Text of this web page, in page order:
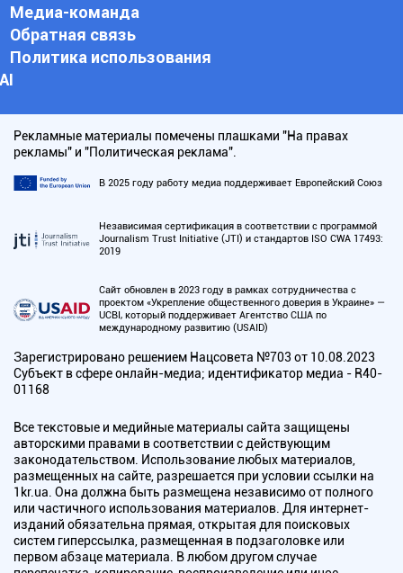
Медиа-команда
Обратная связь
Политика использования
АI
Рекламные материалы помечены плашками "На правах
рекламы" и "Политическая реклама".
В 2025 году работу медиа поддерживает Европейский Союз
Независимая сертификация в соответствии с программой
Journalism Trust Initiative (JTI) и стандартов ISO CWA 17493:
2019
Сайт обновлен в 2023 году в рамках сотрудничества с
проектом «Укрепление общественного доверия в Украине» —
UCBI, который поддерживает Агентство США по
международному развитию (USAID)
Зарегистрировано решением Нацсовета №703 от 10.08.2023
Субъект в сфере онлайн-медиа; идентификатор медиа - R40-
01168
Все текстовые и медийные материалы сайта защищены
авторскими правами в соответствии с действующим
законодательством. Использование любых материалов,
размещенных на сайте, разрешается при условии ссылки на
1kr.ua. Она должна быть размещена независимо от полного
или частичного использования материалов. Для интернет-
изданий обязательна прямая, открытая для поисковых
систем гиперссылка, размещенная в подзаголовке или
первом абзаце материала. В любом другом случае